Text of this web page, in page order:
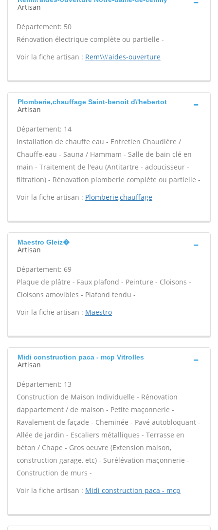
Artisan
Département: 50
Rénovation électrique complète ou partielle -
Voir la fiche artisan : Rem\\\'aides-ouverture
Plomberie,chauffage Saint-benoit d\'hebertot
Artisan
Département: 14
Installation de chauffe eau - Entretien Chaudière /
Chauffe-eau - Sauna / Hammam - Salle de bain clé en
main - Traitement de l'eau (Antitartre - adoucisseur -
filtration) - Rénovation plomberie complète ou partielle -
Voir la fiche artisan : Plomberie,chauffage
Maestro Gleiz�
Artisan
Département: 69
Plaque de plâtre - Faux plafond - Peinture - Cloisons -
Cloisons amovibles - Plafond tendu -
Voir la fiche artisan : Maestro
Midi construction paca - mcp Vitrolles
Artisan
Département: 13
Construction de Maison Individuelle - Rénovation
dappartement / de maison - Petite maçonnerie -
Ravalement de façade - Cheminée - Pavé autobloquant -
Allée de jardin - Escaliers métalliques - Terrasse en
béton / Chape - Gros oeuvre (Extension maison,
construction garage, etc) - Surélévation maçonnerie -
Construction de murs -
Voir la fiche artisan : Midi construction paca - mcp